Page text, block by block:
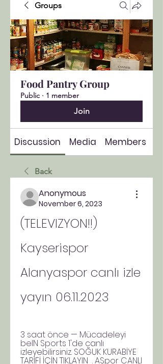
Groups
Food Pantry Group
Public · 1 member
Join
Discussion Media Members
Back
Anonymous
November 6, 2023
(TELEVIZYON!!)
Kayserispor
Alanyaspor canlı izle
yayın 06.11.2023
3 saat önce — Mücadeleyi
beIN Sports 1'de canlı
izleyebilirsiniz. SOĞUK KURABİYE
TARİFİ İÇİN TIKLAYIN  . ASpor CANLI